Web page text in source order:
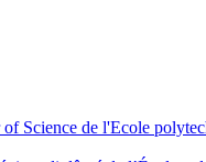
Science de l'Ecole